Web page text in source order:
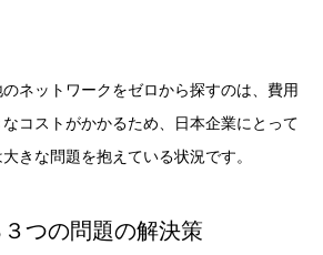
ネットワークをゼロから探すのは、費用
コストがかかるため、日本企業にとって
きな問題を抱えている状況です。
つの問題の解決策